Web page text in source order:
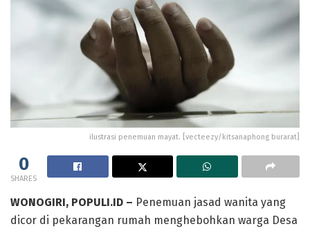
ilustrasi penemuan mayat. [vecteezy/kitsanaphong burarat]
0
SHARES
WONOGIRI, POPULI.ID – Penemuan jasad wanita yang
dicor di pekarangan rumah menghebohkan warga Desa